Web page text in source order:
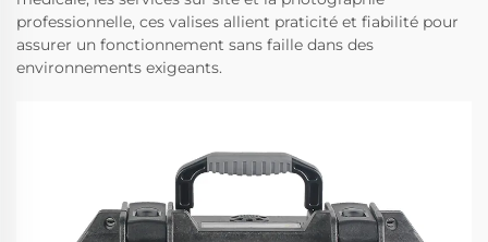
professionnelle, ces valises allient praticité et fiabilité pour
assurer un fonctionnement sans faille dans des
environnements exigeants.